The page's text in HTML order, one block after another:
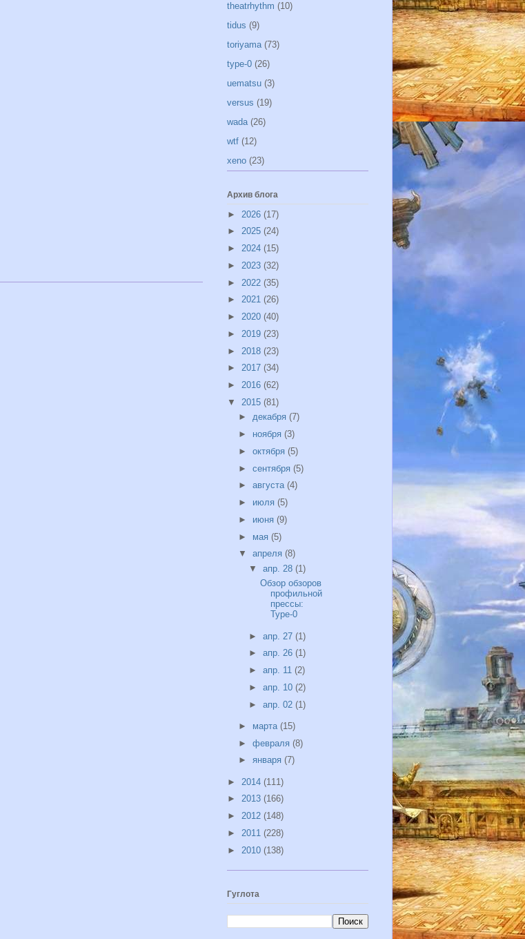
theatrhythm (10)
tidus (9)
toriyama (73)
type-0 (26)
uematsu (3)
versus (19)
wada (26)
wtf (12)
xeno (23)
Архив блога
► 2026 (17)
► 2025 (24)
► 2024 (15)
► 2023 (32)
► 2022 (35)
► 2021 (26)
► 2020 (40)
► 2019 (23)
► 2018 (23)
► 2017 (34)
► 2016 (62)
▼ 2015 (81)
► декабря (7)
► ноября (3)
► октября (5)
► сентября (5)
► августа (4)
► июля (5)
► июня (9)
► мая (5)
▼ апреля (8)
▼апр. 28(1)
Обзор обзоров
профильной
прессы:
Type-0
►апр. 27(1)
►апр. 26(1)
►апр. 11(2)
►апр. 10(2)
►апр. 02(1)
► марта (15)
► февраля (8)
► января (7)
► 2014 (111)
► 2013 (166)
► 2012 (148)
► 2011 (228)
► 2010 (138)
Гуглота